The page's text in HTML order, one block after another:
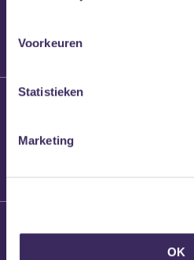
Voorkeuren
Statistieken
Marketing
OK